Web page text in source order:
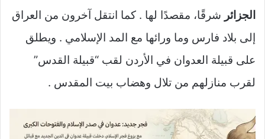
الجزائر شرقًا، مقصدًا لها . كما انتقل آخرون من العراق
إلى بلاد فارس وما ورائها مع المد الإسلامي . ويطلق
على قبيلة العدوان في الأردن لقب “قبيلة القدس”
لقرب منازلهم من تلال وهضاب بيت المقدس .